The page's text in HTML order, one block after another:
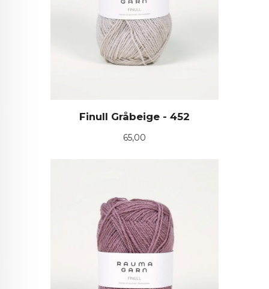
Finull Gråbeige - 452
Pris
65,00